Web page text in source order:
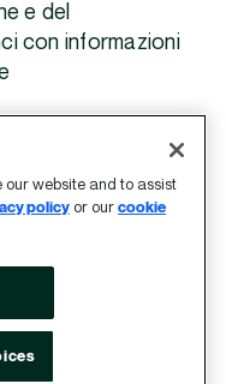
e del
con informazioni
proprietari
our website and to assist
policy or ourcookie